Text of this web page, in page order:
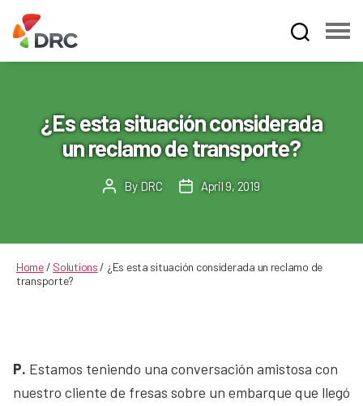
Dispute
Resolution
Corporation
¿Es esta situación considerada
un reclamo de transporte?
PostBy DRC
PostApril 9, 2019
Home/ Solutions / ¿Es esta situación considerada un reclamo de
transporte?
P. Estamos teniendo una conversación amistosa con
nuestro cliente de fresas sobre un embarque que llegó